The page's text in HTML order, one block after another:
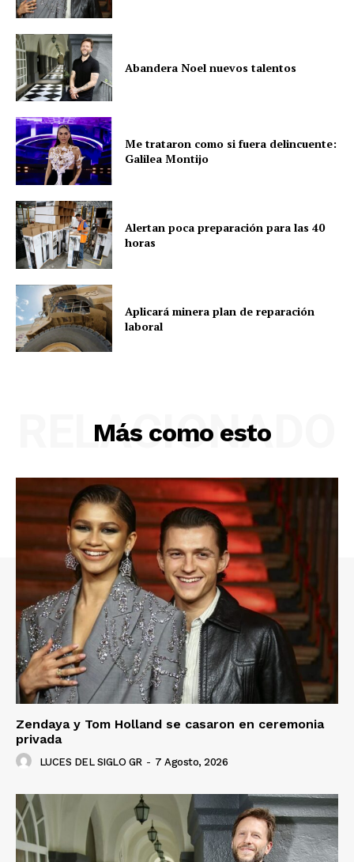
Abandera Noel nuevos talentos
Me trataron como si fuera delincuente:
Galilea Montijo
Alertan poca preparación para las 40
horas
Aplicará minera plan de reparación
laboral
Más como esto
RELACIONADO
Zendaya y Tom Holland se casaron en ceremonia
privada
LUCES DEL SIGLO GR - 7 Agosto, 2026